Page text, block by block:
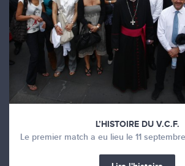
L’HISTOIRE DU V.C.F.
Le premier match a eu lieu le 11